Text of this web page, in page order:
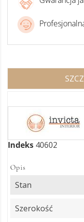
Indeks 40602
Opis
Stan
Szerokość